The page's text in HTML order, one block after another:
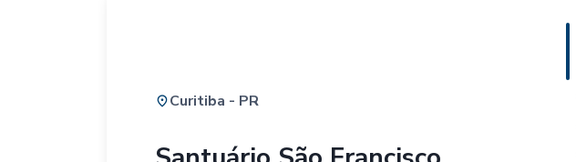
Curitiba - PR